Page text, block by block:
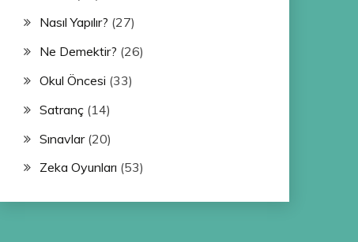
Nasıl Yapılır? (27)
Ne Demektir? (26)
Okul Öncesi (33)
Satranç(14)
Sınavlar(20)
Zeka Oyunları (53)